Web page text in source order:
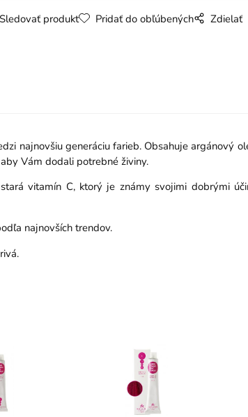
Sledovať produkt Pridať do obľúbených Zdielať
najnovšiu generáciu farieb. Obsahuje argánový
Vám dodali potrebné živiny.
vitamín C, ktorý je známy svojimi dobrými
najnovších trendov.